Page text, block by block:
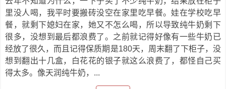
里没人喝，我平时要搬砖没空在家里吃早餐。娃在学校吃早
餐，就剩下媳妇在家，她又不怎么喝，所以导致纯牛奶剩下
很多，没想到最后都浪费了。之前就记得好像有一些牛奶已
经放了很久，而且记得保质期是180天，周末翻了下柜子，没
想到翻出十几盒，白花花的银子就这么浪费了，都怪自己买
得太多。像天润纯牛奶，...